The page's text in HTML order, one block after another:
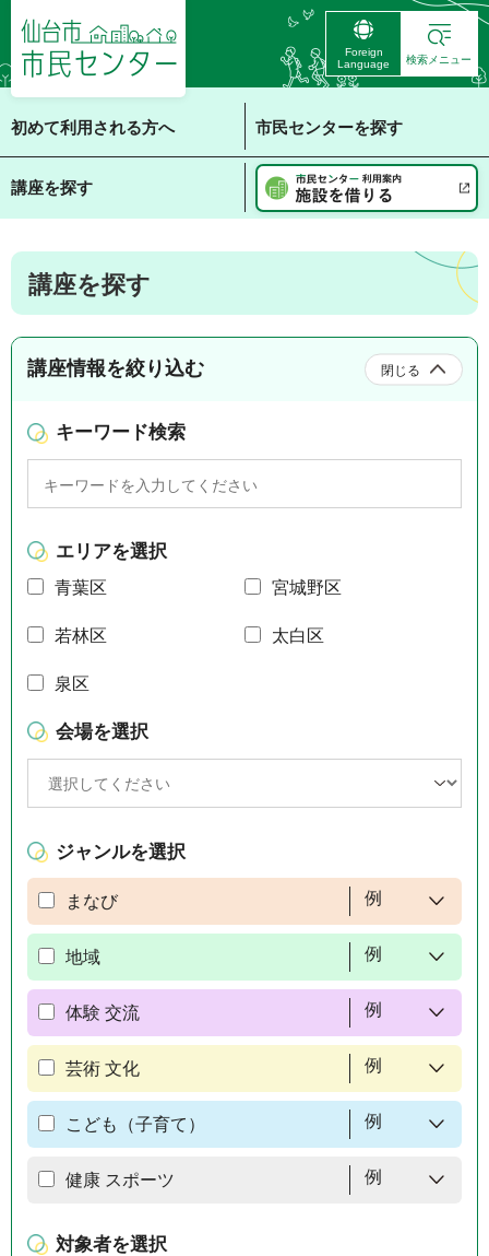
仙台市 市民センタ
ー
Foreign
Language
検索メニュー
初めて利用される方へ 市民センターを探す
講座を探す
講座を探す
講座情報を絞り込む 閉じる
キーワード検索
エリアを選択
青葉区 宮城野区
若林区 太白区
泉区
会場を選択
ジャンルを選択
まなび 例
地域 例
体験 交流 例
芸術 文化 例
こども（子育て） 例
健康 スポーツ 例
対象者を選択